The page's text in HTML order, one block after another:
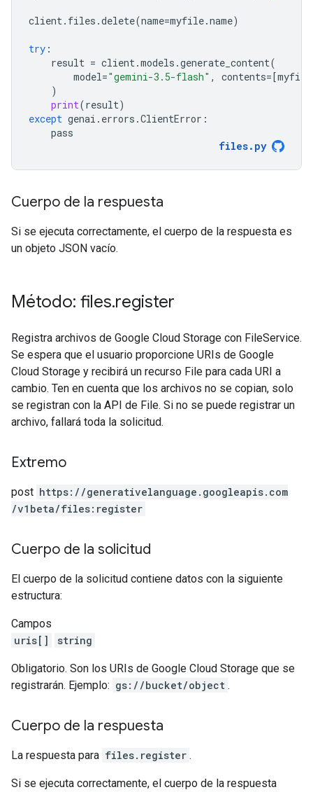
client. files .delete(name=myfile.name)
try :
result = client.models .generate_content(
model="gemini-3.5-flash" , contents=[myfile
)
print(result)
except genai . errors .ClientError :
pass
files. py
Cuerpo de la respuesta
Si se ejecuta correctamente, el cuerpo de la respuesta es
un objeto JSON vacío.
Método: files.register
Registra archivos de Google Cloud Storage con FileService.
Se espera que el usuario proporcione URIs de Google
Cloud Storage y recibirá un recurso File para cada URI a
cambio. Ten en cuenta que los archivos no se copian, solo
se registran con la API de File. Si no se puede registrar un
archivo, fallará toda la solicitud.
Extremo
post https: / /generativelanguage.googleapis.com
/v1beta/files:register
Cuerpo de la solicitud
El cuerpo de la solicitud contiene datos con la siguiente
estructura:
Campos
uris[]
string
Obligatorio. Son los URIs de Google Cloud Storage que se
registrarán. Ejemplo: gs://bucket/object .
Cuerpo de la respuesta
La respuesta para files.register .
Si se ejecuta correctamente, el cuerpo de la respuesta